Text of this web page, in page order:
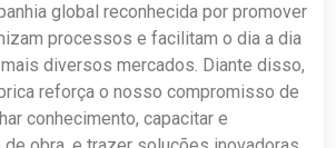
global reconhecida por promover
processos e facilitam o dia a dia
diversos mercados. Diante disso,
reforça o nosso compromisso de
conhecimento, capacitar e